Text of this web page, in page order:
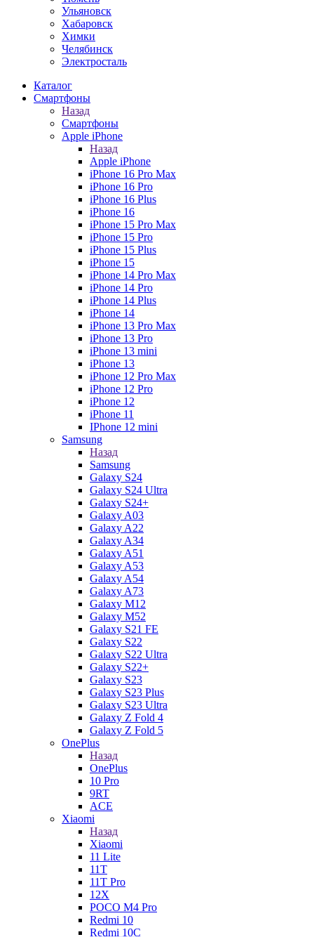
Ульяновск
Хабаровск
Химки
Челябинск
Электросталь
Каталог
Смартфоны
Назад
Смартфоны
Apple iPhone
Назад
Apple iPhone
iPhone 16 Pro Max
iPhone 16 Pro
iPhone 16 Plus
iPhone 16
iPhone 15 Pro Max
iPhone 15 Pro
iPhone 15 Plus
iPhone 15
iPhone 14 Pro Max
iPhone 14 Pro
iPhone 14 Plus
iPhone 14
iPhone 13 Pro Max
iPhone 13 Pro
iPhone 13 mini
iPhone 13
iPhone 12 Pro Max
iPhone 12 Pro
iPhone 12
iPhone 11
IPhone 12 mini
Samsung
Назад
Samsung
Galaxy S24
Galaxy S24 Ultra
Galaxy S24+
Galaxy A03
Galaxy A22
Galaxy A34
Galaxy A51
Galaxy A53
Galaxy A54
Galaxy A73
Galaxy M12
Galaxy M52
Galaxy S21 FE
Galaxy S22
Galaxy S22 Ultra
Galaxy S22+
Galaxy S23
Galaxy S23 Plus
Galaxy S23 Ultra
Galaxy Z Fold 4
Galaxy Z Fold 5
OnePlus
Назад
OnePlus
10 Pro
9RT
ACE
Xiaomi
Назад
Xiaomi
11 Lite
11T
11T Pro
12X
POCO M4 Pro
Redmi 10
Redmi 10C